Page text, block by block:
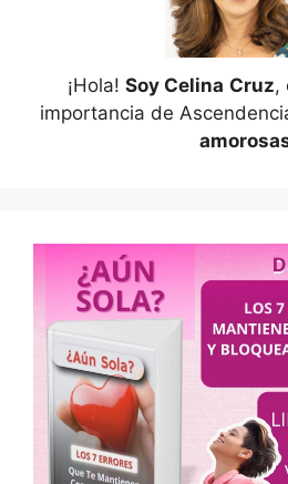
¡Hola! Soy Celina Cruz,
importancia de